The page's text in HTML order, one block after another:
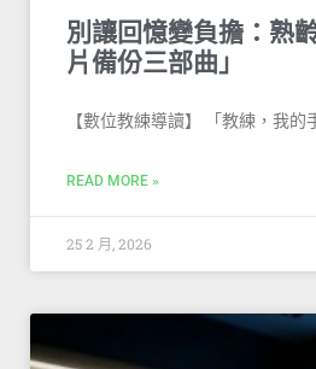
別讓回憶變負擔：熟
片備份三部曲」
【數位教練導讀】 「教練，我的
READ MORE »
25 2 月, 2026